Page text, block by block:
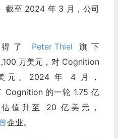
截至 2024 年 3 月，公司
得了 Peter Thiel 旗下
万美元，对 Cognition
元。2024 年 4 月，
Cognition 的一轮 1.75 亿
值升至 20 亿美元，
企业。